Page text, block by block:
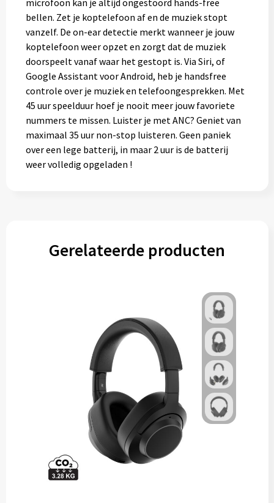
microfoon kan je altijd ongestoord hands-free
bellen. Zet je koptelefoon af en de muziek stopt
vanzelf. De on-ear detectie merkt wanneer je jouw
koptelefoon weer opzet en zorgt dat de muziek
doorspeelt vanaf waar het gestopt is. Via Siri, of
Google Assistant voor Android, heb je handsfree
controle over je muziek en telefoongesprekken. Met
45 uur speelduur hoef je nooit meer jouw favoriete
nummers te missen. Luister je met ANC? Geniet van
maximaal 35 uur non-stop luisteren. Geen paniek
over een lege batterij, in maar 2 uur is de batterij
weer volledig opgeladen !
Gerelateerde producten